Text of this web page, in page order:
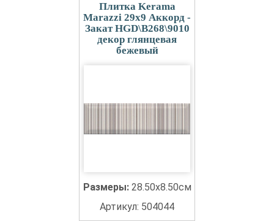
Плитка Kerama
Marazzi 29x9 Аккорд -
Закат HGD\B268\9010
декор глянцевая
бежевый
Размеры: 28.50x8.50см
Артикул: 504044